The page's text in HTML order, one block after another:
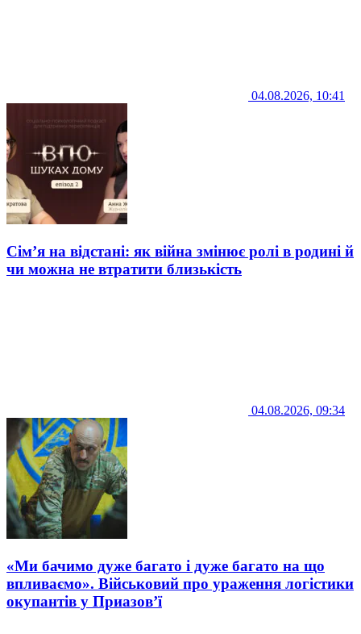
04.08.2026, 10:41
Сім’я на відстані: як війна змінює ролі в родині й
чи можна не втратити близькість
04.08.2026, 09:34
«Ми бачимо дуже багато і дуже багато на що
впливаємо». Військовий про ураження логістики
окупантів у Приазов’ї